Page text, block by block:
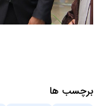
برچسب ها